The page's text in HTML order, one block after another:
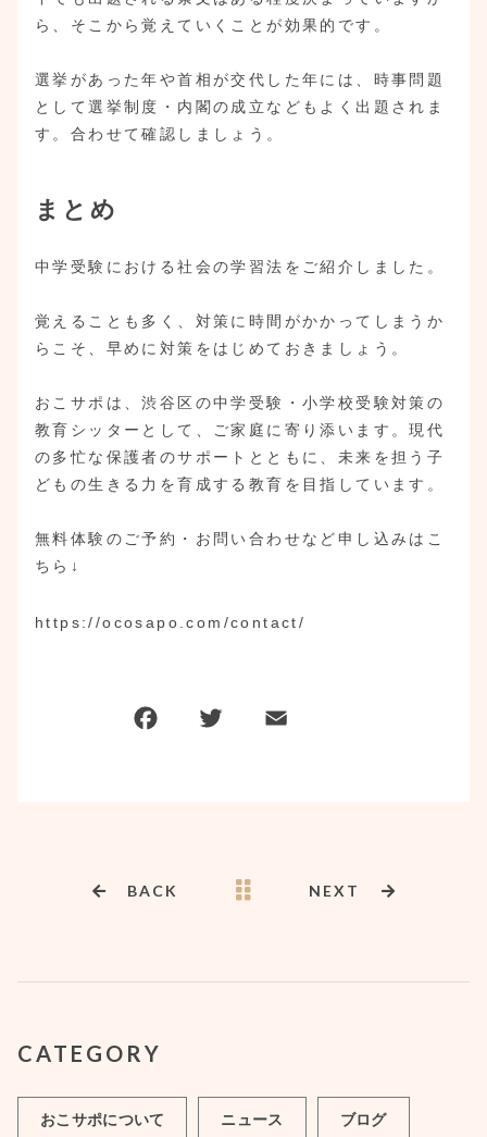
ら、そこから覚えていくことが効果的です。
選挙があった年や首相が交代した年には、時事問題
として選挙制度・内閣の成立などもよく出題されま
す。合わせて確認しましょう。
まとめ
中学受験における社会の学習法をご紹介しました。
覚えることも多く、対策に時間がかかってしまうか
らこそ、早めに対策をはじめておきましょう。
おこサポは、渋谷区の中学受験・小学校受験対策の
教育シッターとして、ご家庭に寄り添います。現代
の多忙な保護者のサポートとともに、未来を担う子
どもの生きる力を育成する教育を目指しています。
無料体験のご予約・お問い合わせなど申し込みはこ
ちら↓
https://ocosapo.com/contact/
BACK NEXT
CATEGORY
おこサポについて ニュース ブログ